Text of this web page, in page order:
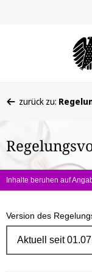
befinden
hier:
zurück zu:
Inhalte beruhen auf
Version des